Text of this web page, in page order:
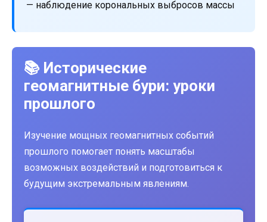
— наблюдение корональных выбросов массы
📚 Исторические
геомагнитные бури: уроки
прошлого
Изучение мощных геомагнитных событий
прошлого помогает понять масштабы
возможных воздействий и подготовиться к
будущим экстремальным явлениям.